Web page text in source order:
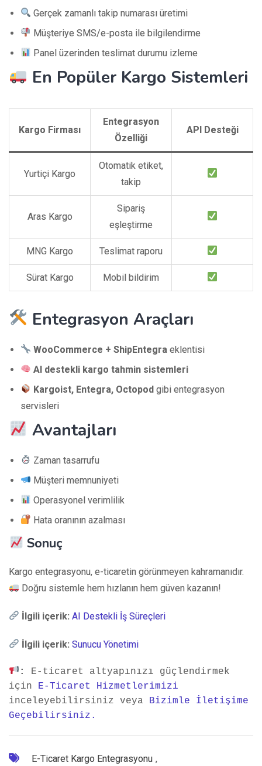
Gerçek zamanlı takip numarası üretimi
Müşteriye SMS/e-posta ile bilgilendirme
Panel üzerinden teslimat durumu izleme
En Popüler Kargo Sistemleri
Kargo Firması
Entegrasyon
Özelliği
API Desteği
Yurtiçi Kargo
Otomatik etiket,
takip
Aras Kargo
Sipariş
eşleştirme
MNG Kargo Teslimat raporu
Sürat Kargo Mobil bildirim
Entegrasyon Araçları
WooCommerce + ShipEntegra eklentisi
AI destekli kargo tahmin sistemleri
Kargoist, Entegra, Octopod gibi entegrasyon
servisleri
Avantajları
Zaman tasarrufu
Müşteri memnuniyeti
Operasyonel verimlilik
Hata oranının azalması
Sonuç
Kargo entegrasyonu, e-ticaretin görünmeyen kahramanıdır.
Doğru sistemle hem hızlanın hem güven kazanın!
İlgili içerik: AI Destekli İş Süreçleri
İlgili içerik: Sunucu Yönetimi
:
E-ticaret altyapınızı güçlendirmek
için
E-Ticaret Hizmetlerimizi
inceleyebilirsiniz veya
Bizimle İletişime
Geçebilirsiniz.
E-Ticaret Kargo Entegrasyonu ,